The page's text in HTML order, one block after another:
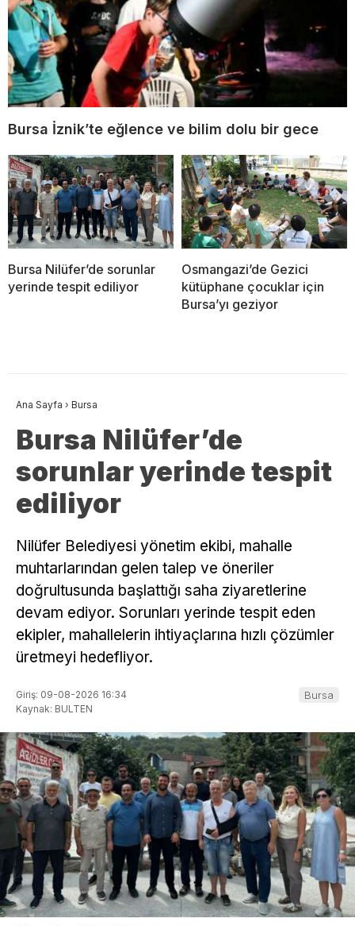
Bursa İznik’te eğlence ve bilim dolu bir gece
Bursa Nilüfer’de sorunlar
yerinde tespit ediliyor
Osmangazi’de Gezici
kütüphane çocuklar için
Bursa’yı geziyor
Ana Sayfa › Bursa
Bursa Nilüfer’de
sorunlar yerinde tespit
ediliyor
Nilüfer Belediyesi yönetim ekibi, mahalle
muhtarlarından gelen talep ve öneriler
doğrultusunda başlattığı saha ziyaretlerine
devam ediyor. Sorunları yerinde tespit eden
ekipler, mahallelerin ihtiyaçlarına hızlı çözümler
üretmeyi hedefliyor.
Giriş: 09-08-2026 16:34
Kaynak: BULTEN
Bursa